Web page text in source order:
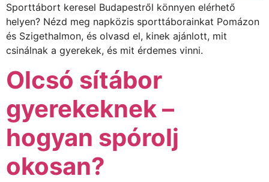
Sporttábort keresel Budapestről könnyen elérhető
helyen? Nézd meg napközis sporttáborainkat Pomázon
és Szigethalmon, és olvasd el, kinek ajánlott, mit
csinálnak a gyerekek, és mit érdemes vinni.
Olcsó sítábor
gyerekeknek –
hogyan spórolj
okosan?